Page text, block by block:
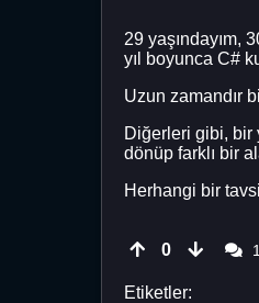
29 yaşındayım,
yıl boyunca C#
Uzun zamandır
Diğerleri gibi, bir
dönüp farklı bir
Herhangi bir
0 1
Etiketler: